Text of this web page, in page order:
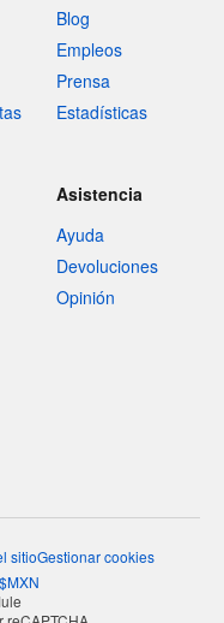
Blog
Empleos
Prensa
Estadísticas
Asistencia
Ayuda
Devoluciones
Opinión
sitioGestionar cookies
$MXN